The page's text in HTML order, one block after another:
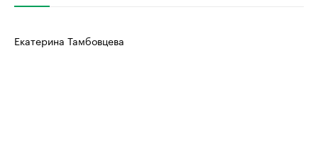
Екатерина Тамбовцева